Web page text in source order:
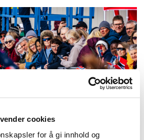
cookies
for å gi innhold og